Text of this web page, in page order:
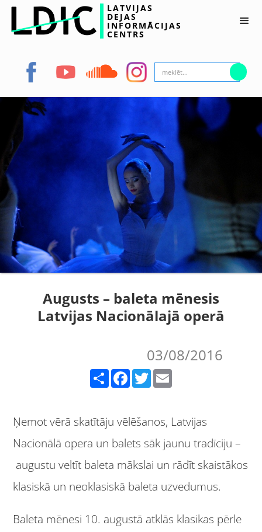
LATVIJAS
DEJAS
INFORMĀCIJAS
CENTRS
Augusts – baleta mēnesis
Latvijas Nacionālajā operā
03/08/2016
Facebook Twitter
Ņemot vērā skatītāju vēlēšanos, Latvijas
Nacionālā opera un balets sāk jaunu tradīciju –
augustu veltīt baleta mākslai un rādīt skaistākos
klasiskā un neoklasiskā baleta uzvedumus.
Baleta mēnesi 10. augustā atklās klasikas pērle